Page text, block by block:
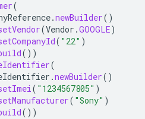
(
.newBuilder()
(Vendor .GOOGLE)
( "22" )
())
(
.newBuilder()
( "1234567805" )
( "Sony" )
())